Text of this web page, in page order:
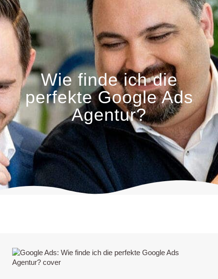
Wie finde ich die
perfekte Google Ads
Agentur?